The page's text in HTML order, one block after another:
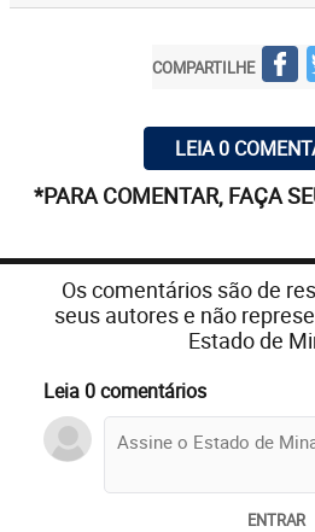
COMPARTILHE
LEIA 0
*PARA COMENTAR, FAÇA
Os comentários são de
seus autores e não
Estado de
Leia 0 comentários
ENTRAR